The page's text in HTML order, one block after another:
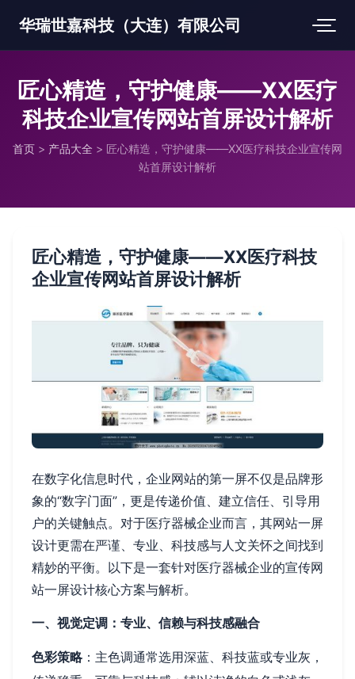
华瑞世嘉科技（大连）有限公司
匠心精造，守护健康——XX医疗
科技企业宣传网站首屏设计解析
首页 > 产品大全 > 匠心精造，守护健康——XX医疗科技企业宣传网
站首屏设计解析
匠心精造，守护健康——XX医疗科技
企业宣传网站首屏设计解析
在数字化信息时代，企业网站的第一屏不仅是品牌形
象的“数字门面”，更是传递价值、建立信任、引导用
户的关键触点。对于医疗器械企业而言，其网站一屏
设计更需在严谨、专业、科技感与人文关怀之间找到
精妙的平衡。以下是一套针对医疗器械企业的宣传网
站一屏设计核心方案与解析。
一、视觉定调：专业、信赖与科技感融合
色彩策略：主色调通常选用深蓝、科技蓝或专业灰，